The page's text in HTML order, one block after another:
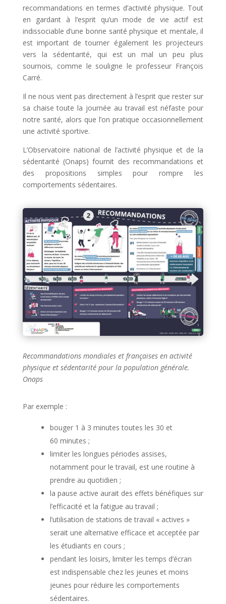
recommandations en termes d’activité physique. Tout
en gardant à l’esprit qu’un mode de vie actif est
indissociable d’une bonne santé physique et mentale, il
est important de tourner également les projecteurs
vers la sédentarité, qui est un mal un peu plus
sournois, comme le souligne le professeur François
Carré.
Il ne nous vient pas directement à l’esprit que rester sur
sa chaise toute la journée au travail est néfaste pour
notre santé, alors que l’on pratique occasionnellement
une activité sportive.
L’Observatoire national de l’activité physique et de la
sédentarité (Onaps) fournit des recommandations et
des propositions simples pour rompre les
comportements sédentaires.
Recommandations mondiales et françaises en activité
physique et sédentarité pour la population générale.
Onaps
Par exemple :
bouger 1 à 3 minutes toutes les 30 et
60 minutes ;
limiter les longues périodes assises,
notamment pour le travail, est une routine à
prendre au quotidien ;
la pause active aurait des effets bénéfiques sur
l’efficacité et la fatigue au travail ;
l’utilisation de stations de travail « actives »
serait une alternative efficace et acceptée par
les étudiants en cours ;
pendant les loisirs, limiter les temps d’écran
est indispensable chez les jeunes et moins
jeunes pour réduire les comportements
sédentaires.